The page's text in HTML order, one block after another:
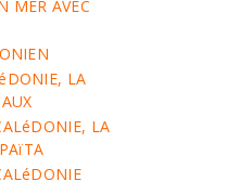
MER AVEC
LA
LA